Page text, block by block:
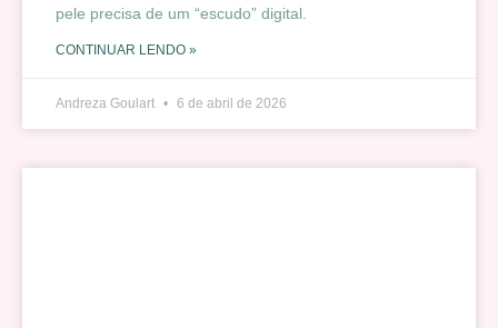
pele precisa de um “escudo” digital.
CONTINUAR LENDO »
Andreza Goulart 6 de abril de 2026